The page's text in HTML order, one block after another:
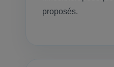
proposés.